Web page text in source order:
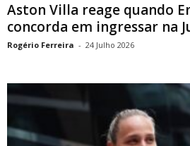
Aston Villa reage quando
concorda em ingressar na
Rogério Ferreira - 24 Julho 2026